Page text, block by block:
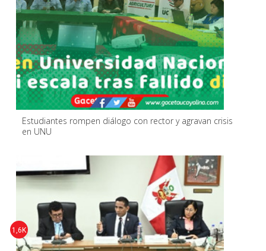
Estudiantes rompen diálogo con rector y agravan crisis
en UNU
1,6K